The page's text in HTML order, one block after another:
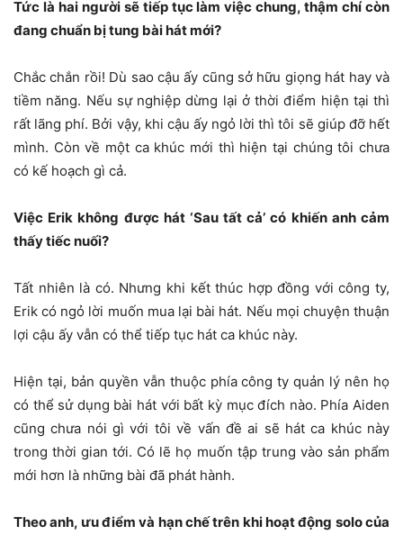
Tức là hai người sẽ tiếp tục làm việc chung, thậm chí còn
đang chuẩn bị tung bài hát mới?
Chắc chắn rồi! Dù sao cậu ấy cũng sở hữu giọng hát hay và
tiềm năng. Nếu sự nghiệp dừng lại ở thời điểm hiện tại thì
rất lãng phí. Bởi vậy, khi cậu ấy ngỏ lời thì tôi sẽ giúp đỡ hết
mình. Còn về một ca khúc mới thì hiện tại chúng tôi chưa
có kế hoạch gì cả.
Việc Erik không được hát ‘Sau tất cả’ có khiến anh cảm
thấy tiếc nuối?
Tất nhiên là có. Nhưng khi kết thúc hợp đồng với công ty,
Erik có ngỏ lời muốn mua lại bài hát. Nếu mọi chuyện thuận
lợi cậu ấy vẫn có thể tiếp tục hát ca khúc này.
Hiện tại, bản quyền vẫn thuộc phía công ty quản lý nên họ
có thể sử dụng bài hát với bất kỳ mục đích nào. Phía Aiden
cũng chưa nói gì với tôi về vấn đề ai sẽ hát ca khúc này
trong thời gian tới. Có lẽ họ muốn tập trung vào sản phẩm
mới hơn là những bài đã phát hành.
Theo anh, ưu điểm và hạn chế trên khi hoạt động solo của